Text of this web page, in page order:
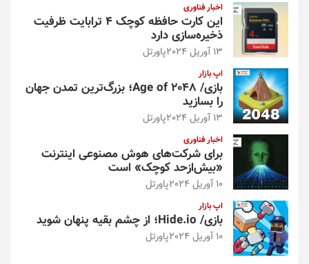
اخبار فناوری
این کارت حافظه کوچک ۴ ترابایت ظرفیت
ذخیره‌سازی دارد
13 آوریل 2024 پاورتل
اپ بازار
بازی/ Age of 2048؛ بزرگ‌ترین تمدن جهان
را بسازید
13 آوریل 2024 پاورتل
اخبار فناوری
برای شرکت‌های هوش مصنوعی اینترنت
«بیش‌از‌حد کوچک» است
10 آوریل 2024 پاورتل
اپ بازار
بازی/ Hide.io؛ از چشم بقیه پنهان شوید
10 آوریل 2024 پاورتل